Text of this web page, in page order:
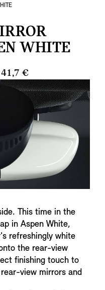
WHITE
41,7 €
This time in the
in Aspen White,
refreshingly white
the rear-view
finishing touch to
view mirrors and